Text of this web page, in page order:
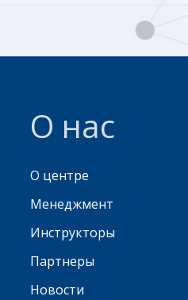
О нас
О центре
Менеджмент
Инструкторы
Партнеры
Новости